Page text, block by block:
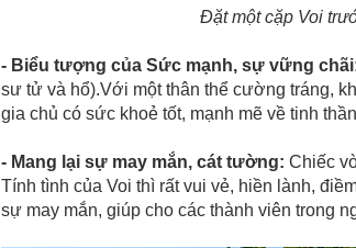
Đặt một cặp Voi
- Biểu tượng của Sức mạnh, sự vững
sư tử và hổ).Với một thân thể cường tráng,
gia chủ có sức khoẻ tốt, mạnh mẽ về tinh
- Mang lại sự may mắn, cát tường: Chiếc
Tính tình của Voi thì rất vui vẻ, hiền lành,
sự may mắn, giúp cho các thành viên trong